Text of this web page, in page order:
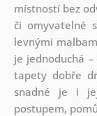
místností bez
či omyvatelné
levnými
je jednoduchá
tapety dobře
snadné je i
postupem,